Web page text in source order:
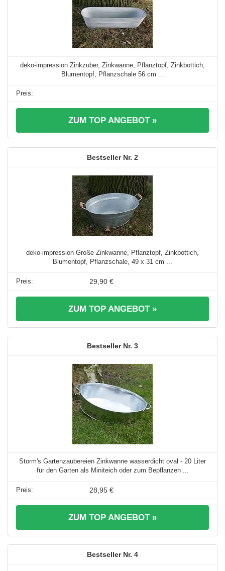
deko-impression Zinkzuber, Zinkwanne, Pflanztopf, Zinkbottich,
Blumentopf, Pflanzschale 56 cm ...
ZUM TOP ANGEBOT »
2
deko-impression Große Zinkwanne, Pflanztopf, Zinkbottich,
Blumentopf, Pflanzschale, 49 x 31 cm ...
29,90 €
ZUM TOP ANGEBOT »
3
Storm's Gartenzaubereien Zinkwanne wasserdicht oval - 20 Liter
für den Garten als Miniteich oder zum Bepflanzen ...
28,95 €
ZUM TOP ANGEBOT »
4